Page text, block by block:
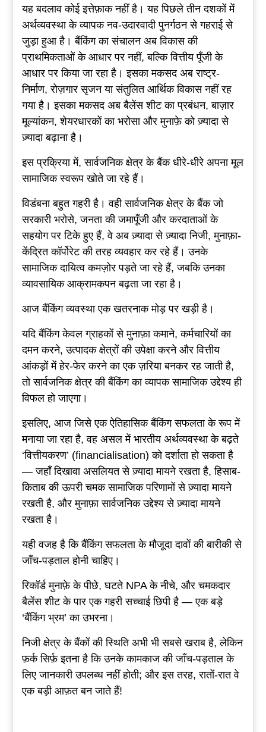
यह बदलाव कोई इत्तेफ़ाक नहीं है। यह पिछले तीन दशकों में
अर्थव्यवस्था के व्यापक नव-उदारवादी पुनर्गठन से गहराई से
जुड़ा हुआ है। बैंकिंग का संचालन अब विकास की
प्राथमिकताओं के आधार पर नहीं, बल्कि वित्तीय पूँजी के
आधार पर किया जा रहा है। इसका मकसद अब राष्ट्र-
निर्माण, रोज़गार सृजन या संतुलित आर्थिक विकास नहीं रह
गया है। इसका मकसद अब बैलेंस शीट का प्रबंधन, बाज़ार
मूल्यांकन, शेयरधारकों का भरोसा और मुनाफ़े को ज़्यादा से
ज़्यादा बढ़ाना है।
इस प्रक्रिया में, सार्वजनिक क्षेत्र के बैंक धीरे-धीरे अपना मूल
सामाजिक स्वरूप खोते जा रहे हैं।
विडंबना बहुत गहरी है। वही सार्वजनिक क्षेत्र के बैंक जो
सरकारी भरोसे, जनता की जमापूँजी और करदाताओं के
सहयोग पर टिके हुए हैं, वे अब ज़्यादा से ज़्यादा निजी, मुनाफ़ा-
केंद्रित कॉर्पोरेट की तरह व्यवहार कर रहे हैं। उनके
सामाजिक दायित्व कमज़ोर पड़ते जा रहे हैं, जबकि उनका
व्यावसायिक आक्रामकपन बढ़ता जा रहा है।
आज बैंकिंग व्यवस्था एक खतरनाक मोड़ पर खड़ी है।
यदि बैंकिंग केवल ग्राहकों से मुनाफ़ा कमाने, कर्मचारियों का
दमन करने, उत्पादक क्षेत्रों की उपेक्षा करने और वित्तीय
आंकड़ों में हेर-फेर करने का एक ज़रिया बनकर रह जाती है,
तो सार्वजनिक क्षेत्र की बैंकिंग का व्यापक सामाजिक उद्देश्य ही
विफल हो जाएगा।
इसलिए, आज जिसे एक ऐतिहासिक बैंकिंग सफलता के रूप में
मनाया जा रहा है, वह असल में भारतीय अर्थव्यवस्था के बढ़ते
‘वित्तीयकरण’ (financialisation) को दर्शाता हो सकता है
— जहाँ दिखावा असलियत से ज़्यादा मायने रखता है, हिसाब-
किताब की ऊपरी चमक सामाजिक परिणामों से ज़्यादा मायने
रखती है, और मुनाफ़ा सार्वजनिक उद्देश्य से ज़्यादा मायने
रखता है।
यही वजह है कि बैंकिंग सफलता के मौजूदा दावों की बारीकी से
जाँच-पड़ताल होनी चाहिए।
रिकॉर्ड मुनाफ़े के पीछे, घटते NPA के नीचे, और चमकदार
बैलेंस शीट के पार एक गहरी सच्चाई छिपी है — एक बड़े
‘बैंकिंग भ्रम’ का उभरना।
निजी क्षेत्र के बैंकों की स्थिति अभी भी सबसे खराब है, लेकिन
फ़र्क सिर्फ़ इतना है कि उनके कामकाज की जाँच-पड़ताल के
लिए जानकारी उपलब्ध नहीं होती; और इस तरह, रातों-रात वे
एक बड़ी आफ़त बन जाते हैं!